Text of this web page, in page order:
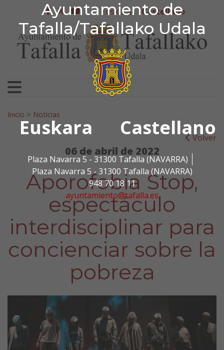
Ayuntamiento de
Tafalla/Tafallako Udala
Euskara Castellano
Plaza Navarra 5 - 31300 Tafalla (NAVARRA)
Plaza Navarra 5 - 31300 Tafalla (NAVARRA)
948 70 18 11
ayuntamiento@tafalla.es
Ir al contenido
Ayuntamiento de
facebook
twitter
youtube
Euskera Castellano
Search for:
Inicio > Noticias
Volver
06 de abril de 2022
Aporofobia Stop,
espectáculo
interdisciplinar para
concienciar sobre la
pobreza